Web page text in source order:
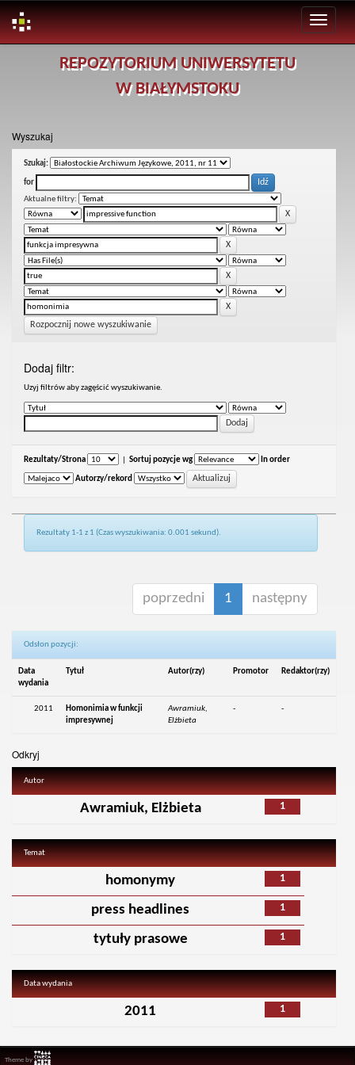
REPOZYTORIUM UNIWERSYTETU
W BIAŁYMSTOKU
Wyszukaj
Szukaj:
for
Aktualne filtry:
Rozpocznij nowe wyszukiwanie
Dodaj filtr:
Uzyj filtrów aby zagęścić wyszukiwanie.
Rezultaty/Strona Sortuj pozycje wg In order
Autorzy/rekord
Rezultaty 1-1 z 1 (Czas wyszukiwania: 0.001 sekund).
poprzedni 1 następny
Odsłon pozycji:
Data
wydania
Tytuł Autor(rzy) Promotor Redaktor(rzy)
2011
Homonimia w funkcji
impresywnej
Awramiuk,
Elżbieta
- -
Odkryj
Autor
1
Awramiuk, Elżbieta
Temat
1
homonymy
1
press headlines
1
tytuły prasowe
Data wydania
1
2011
Theme by